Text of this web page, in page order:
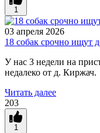
1
03 апреля 2026
18 собак срочно ищут
У нас 3 недели на
недалеко от д.
Читать далее
203
1